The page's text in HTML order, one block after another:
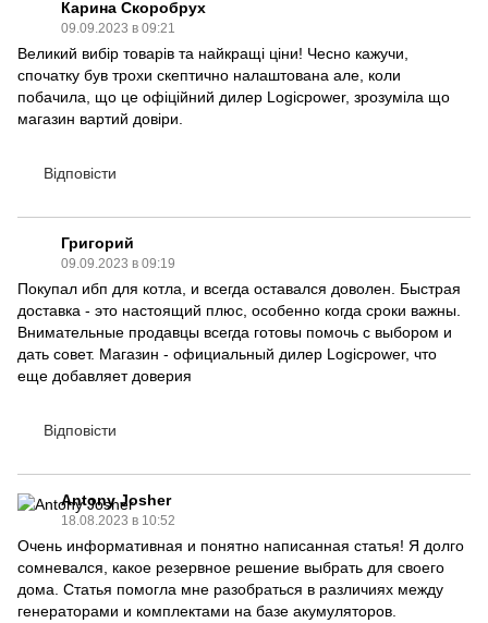
Карина Скоробрух
09.09.2023 в 09:21
Великий вибір товарів та найкращі ціни! Чесно кажучи,
спочатку був трохи скептично налаштована але, коли
побачила, що це офіційний дилер Logicpower, зрозуміла що
магазин вартий довіри.
Відповісти
Григорий
09.09.2023 в 09:19
Покупал ибп для котла, и всегда оставался доволен. Быстрая
доставка - это настоящий плюс, особенно когда сроки важны.
Внимательные продавцы всегда готовы помочь с выбором и
дать совет. Магазин - официальный дилер Logicpower, что
еще добавляет доверия
Відповісти
Antony Josher
18.08.2023 в 10:52
Очень информативная и понятно написанная статья! Я долго
сомневался, какое резервное решение выбрать для своего
дома. Статья помогла мне разобраться в различиях между
генераторами и комплектами на базе акумуляторов.